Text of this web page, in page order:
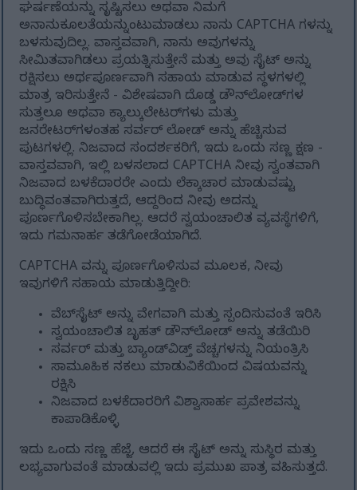
ಘರ್ಷಣೆಯನ್ನು ಸೃಷ್ಟಿಸಲು ಅಥವಾ ನಿಮಗೆ
ಅನಾನುಕೂಲತೆಯನ್ನುಂಟುಮಾಡಲು ನಾನು CAPTCHA ಗಳನ್ನು
ಬಳಸುವುದಿಲ್ಲ. ವಾಸ್ತವವಾಗಿ, ನಾನು ಅವುಗಳನ್ನು
ಸೀಮಿತವಾಗಿಡಲು ಪ್ರಯತ್ನಿಸುತ್ತೇನೆ ಮತ್ತು ಅವು ಸೈಟ್ ಅನ್ನು
ರಕ್ಷಿಸಲು ಅರ್ಥಪೂರ್ಣವಾಗಿ ಸಹಾಯ ಮಾಡುವ ಸ್ಥಳಗಳಲ್ಲಿ
ಮಾತ್ರ ಇರಿಸುತ್ತೇನೆ - ವಿಶೇಷವಾಗಿ ದೊಡ್ಡ ಡೌನ್‌ಲೋಡ್‌ಗಳ
ಸುತ್ತಲೂ ಅಥವಾ ಕ್ಯಾಲ್ಕುಲೇಟರ್‌ಗಳು ಮತ್ತು
ಜನರೇಟರ್‌ಗಳಂತಹ ಸರ್ವರ್ ಲೋಡ್ ಅನ್ನು ಹೆಚ್ಚಿಸುವ
ಪುಟಗಳಲ್ಲಿ. ನಿಜವಾದ ಸಂದರ್ಶಕರಿಗೆ, ಇದು ಒಂದು ಸಣ್ಣ ಕ್ಷಣ -
ವಾಸ್ತವವಾಗಿ, ಇಲ್ಲಿ ಬಳಸಲಾದ CAPTCHA ನೀವು ಸ್ವಂತವಾಗಿ
ನಿಜವಾದ ಬಳಕೆದಾರರೇ ಎಂದು ಲೆಕ್ಕಾಚಾರ ಮಾಡುವಷ್ಟು
ಬುದ್ಧಿವಂತವಾಗಿರುತ್ತದೆ, ಆದ್ದರಿಂದ ನೀವು ಅದನ್ನು
ಪೂರ್ಣಗೊಳಿಸಬೇಕಾಗಿಲ್ಲ. ಆದರೆ ಸ್ವಯಂಚಾಲಿತ ವ್ಯವಸ್ಥೆಗಳಿಗೆ,
ಇದು ಗಮನಾರ್ಹ ತಡೆಗೋಡೆಯಾಗಿದೆ.
CAPTCHA ವನ್ನು ಪೂರ್ಣಗೊಳಿಸುವ ಮೂಲಕ, ನೀವು
ಇವುಗಳಿಗೆ ಸಹಾಯ ಮಾಡುತ್ತಿದ್ದೀರಿ:
ವೆಬ್‌ಸೈಟ್ ಅನ್ನು ವೇಗವಾಗಿ ಮತ್ತು ಸ್ಪಂದಿಸುವಂತೆ ಇರಿಸಿ
ಸ್ವಯಂಚಾಲಿತ ಬೃಹತ್ ಡೌನ್‌ಲೋಡ್ ಅನ್ನು ತಡೆಯಿರಿ
ಸರ್ವರ್ ಮತ್ತು ಬ್ಯಾಂಡ್‌ವಿಡ್ತ್ ವೆಚ್ಚಗಳನ್ನು ನಿಯಂತ್ರಿಸಿ
ಸಾಮೂಹಿಕ ನಕಲು ಮಾಡುವಿಕೆಯಿಂದ ವಿಷಯವನ್ನು
ರಕ್ಷಿಸಿ
ನಿಜವಾದ ಬಳಕೆದಾರರಿಗೆ ವಿಶ್ವಾಸಾರ್ಹ ಪ್ರವೇಶವನ್ನು
ಕಾಪಾಡಿಕೊಳ್ಳಿ
ಇದು ಒಂದು ಸಣ್ಣ ಹೆಜ್ಜೆ, ಆದರೆ ಈ ಸೈಟ್ ಅನ್ನು ಸುಸ್ಥಿರ ಮತ್ತು
ಲಭ್ಯವಾಗುವಂತೆ ಮಾಡುವಲ್ಲಿ ಇದು ಪ್ರಮುಖ ಪಾತ್ರ ವಹಿಸುತ್ತದೆ.